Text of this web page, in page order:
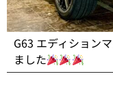
G63 エディション
ました